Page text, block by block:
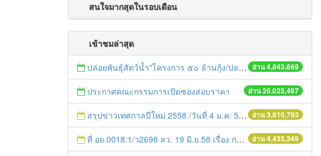
สนใจมากสุดในรอบเดือน
เข้าชมล่าสุด
อ่าน 4,843,669
ปล่อยพันธุ์สัตว์น้ำ"โครงการ ๕๐ ล้านกุ้ง/ปลา ฟื้นชีวิตใหม่ให้เจ้าพระยา
อ่าน 26,025,497
ประกาศคณะกรรมการเปิดซองสอบราคา
อ่าน 3,810,793
สรุปข่าวเทศกาลปีใหม่ 2558 /วันที่ 4 ม.ค. 58
อ่าน 4,435,349
ที่ อย.0018.1/ว2698 ลว. 19 มิ.ย.58 เรื่อง การแก้ไขปัญหาหนี้สินให้แก่เกษตรกร